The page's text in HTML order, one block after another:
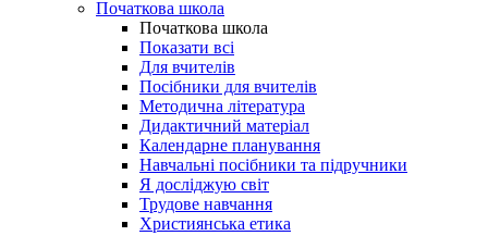
Початкова школа
Початкова школа
Показати всі
Для вчителів
Посібники для вчителів
Методична література
Дидактичний матеріал
Календарне планування
Навчальні посібники та підручники
Я досліджую світ
Трудове навчання
Християнська етика